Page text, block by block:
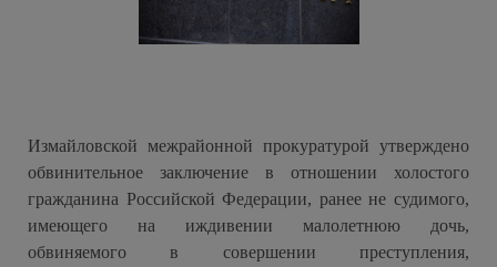
Измайловской межрайонной прокуратурой утверждено
обвинительное заключение в отношении холостого
гражданина Российской Федерации, ранее не судимого,
имеющего на иждивении малолетнюю дочь,
обвиняемого в совершении преступления,